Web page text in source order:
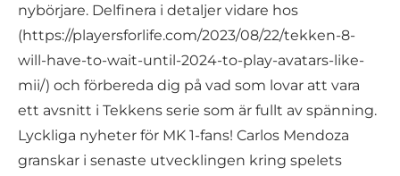
nybörjare. Delfinera i detaljer vidare hos
(https://playersforlife.com/2023/08/22/tekken-8-
will-have-to-wait-until-2024-to-play-avatars-like-
mii/) och förbereda dig på vad som lovar att vara
ett avsnitt i Tekkens serie som är fullt av spänning.
Lyckliga nyheter för MK 1-fans! Carlos Mendoza
granskar i senaste utvecklingen kring spelets